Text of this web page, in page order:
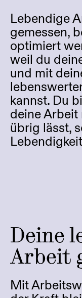
Lebendige
gemessen,
optimiert
weil du
und mit
kannst. Du
deine
übrig lässt,
Deine
Arbeit
Mit